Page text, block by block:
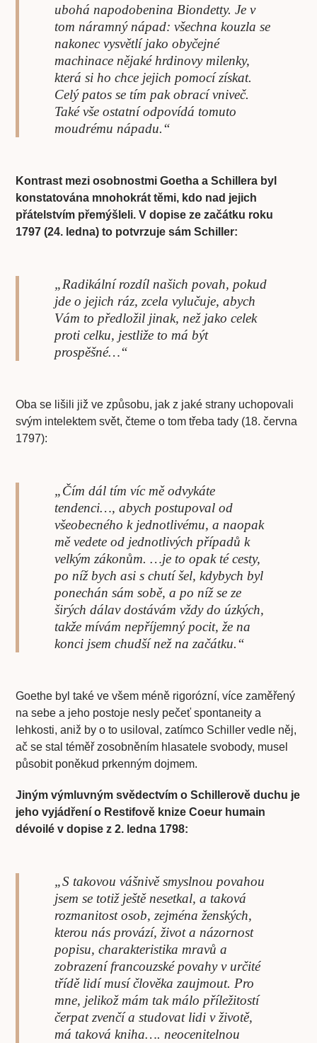
ubohá napodobenina Biondetty. Je v
tom náramný nápad: všechna kouzla se
nakonec vysvětlí jako obyčejné
machinace nějaké hrdinovy milenky,
která si ho chce jejich pomocí získat.
Celý patos se tím pak obrací vniveč.
Také vše ostatní odpovídá tomuto
moudrému nápadu.“
Kontrast mezi osobnostmi Goetha a Schillera byl
konstatována mnohokrát těmi, kdo nad jejich
přátelstvím přemýšleli. V dopise ze začátku roku
1797 (24. ledna) to potvrzuje sám Schiller:
„Radikální rozdíl našich povah, pokud
jde o jejich ráz, zcela vylučuje, abych
Vám to předložil jinak, než jako celek
proti celku, jestliže to má být
prospěšné…“
Oba se lišili již ve způsobu, jak z jaké strany uchopovali
svým intelektem svět, čteme o tom třeba tady (18. června
1797):
„Čím dál tím víc mě odvykáte
tendenci…, abych postupoval od
všeobecného k jednotlivému, a naopak
mě vedete od jednotlivých případů k
velkým zákonům. …je to opak té cesty,
po níž bych asi s chutí šel, kdybych byl
ponechán sám sobě, a po níž se ze
širých dálav dostávám vždy do úzkých,
takže mívám nepříjemný pocit, že na
konci jsem chudší než na začátku.“
Goethe byl také ve všem méně rigorózní, více zaměřený
na sebe a jeho postoje nesly pečeť spontaneity a
lehkosti, aniž by o to usiloval, zatímco Schiller vedle něj,
ač se stal téměř zosobněním hlasatele svobody, musel
působit poněkud prkenným dojmem.
Jiným výmluvným svědectvím o Schillerově duchu je
jeho vyjádření o Restifově knize Coeur humain
dévoilé v dopise z 2. ledna 1798:
„S takovou vášnivě smyslnou povahou
jsem se totiž ještě nesetkal, a taková
rozmanitost osob, zejména ženských,
kterou nás provází, život a názornost
popisu, charakteristika mravů a
zobrazení francouzské povahy v určité
třídě lidí musí člověka zaujmout. Pro
mne, jelikož mám tak málo příležitostí
čerpat zvenčí a studovat lidi v životě,
má taková kniha…. neocenitelnou